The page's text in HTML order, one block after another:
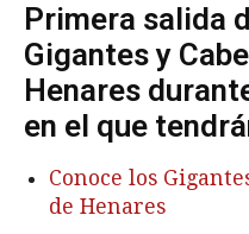
Primera salida
Gigantes y
Henares
en el que
Conoce los
de Henares